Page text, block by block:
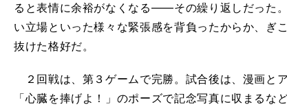
ると表情に余裕がなくなる――その繰り返しだった
い立場といった様々な緊張感を背負ったからか、ぎ
抜けた格好だ。
２回戦は、第３ゲームで完勝。試合後は、漫画と
「心臓を捧げよ！」のポーズで記念写真に収まるな